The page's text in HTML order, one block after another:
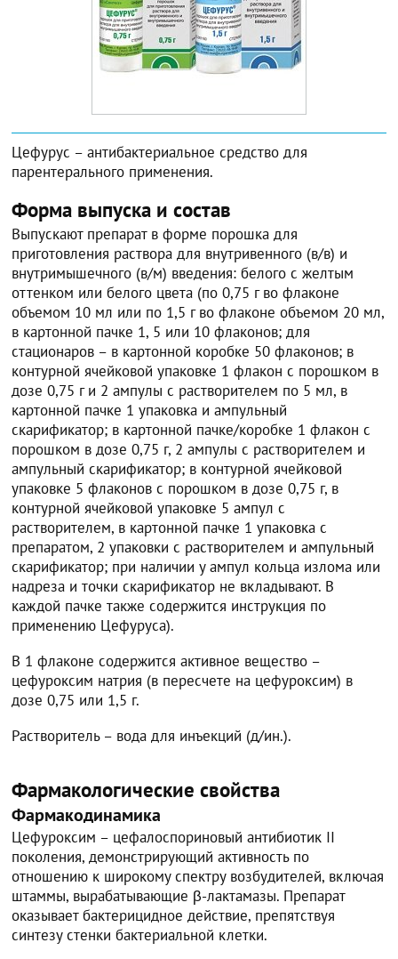
Цефурус – антибактериальное средство для
парентерального применения.
Форма выпуска и состав
Выпускают препарат в форме порошка для
приготовления раствора для внутривенного (в/в) и
внутримышечного (в/м) введения: белого с желтым
оттенком или белого цвета (по 0,75 г во флаконе
объемом 10 мл или по 1,5 г во флаконе объемом 20 мл,
в картонной пачке 1, 5 или 10 флаконов; для
стационаров – в картонной коробке 50 флаконов; в
контурной ячейковой упаковке 1 флакон с порошком в
дозе 0,75 г и 2 ампулы с растворителем по 5 мл, в
картонной пачке 1 упаковка и ампульный
скарификатор; в картонной пачке/коробке 1 флакон с
порошком в дозе 0,75 г, 2 ампулы с растворителем и
ампульный скарификатор; в контурной ячейковой
упаковке 5 флаконов с порошком в дозе 0,75 г, в
контурной ячейковой упаковке 5 ампул с
растворителем, в картонной пачке 1 упаковка с
препаратом, 2 упаковки с растворителем и ампульный
скарификатор; при наличии у ампул кольца излома или
надреза и точки скарификатор не вкладывают. В
каждой пачке также содержится инструкция по
применению Цефуруса).
В 1 флаконе содержится активное вещество –
цефуроксим натрия (в пересчете на цефуроксим) в
дозе 0,75 или 1,5 г.
Растворитель – вода для инъекций (д/ин.).
Фармакологические свойства
Фармакодинамика
Цефуроксим – цефалоспориновый антибиотик II
поколения, демонстрирующий активность по
отношению к широкому спектру возбудителей, включая
штаммы, вырабатывающие β-лактамазы. Препарат
оказывает бактерицидное действие, препятствуя
синтезу стенки бактериальной клетки.